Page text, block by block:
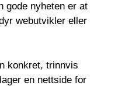
gode nyheten er at
webutvikler eller
konkret, trinnvis
en nettside for